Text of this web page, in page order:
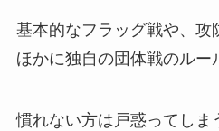
基本的なフラッグ戦や、攻
ほかに独自の団体戦のルー
慣れない方は戸惑ってしま